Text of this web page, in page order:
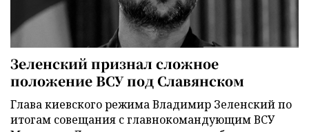
Зеленский признал сложное
положение ВСУ под Славянском
Глава киевского режима Владимир Зеленский по
итогам совещания с главнокомандующим ВСУ